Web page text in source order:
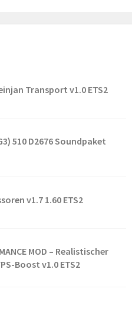
Transport v1.0 ETS2
510 D2676 Soundpaket
v1.7 1.60 ETS2
MOD – Realistischer
Boost v1.0 ETS2